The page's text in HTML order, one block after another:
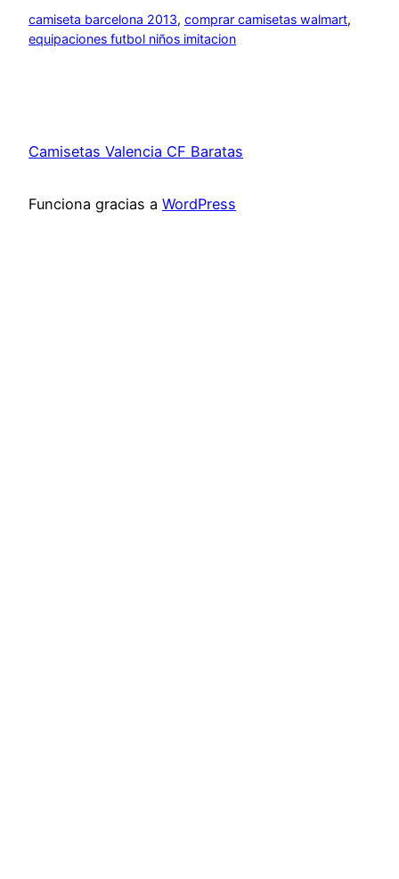
camiseta barcelona 2013, comprar camisetas walmart
equipaciones futbol niños imitacion
Camisetas Valencia CF Baratas
Funciona gracias a WordPress